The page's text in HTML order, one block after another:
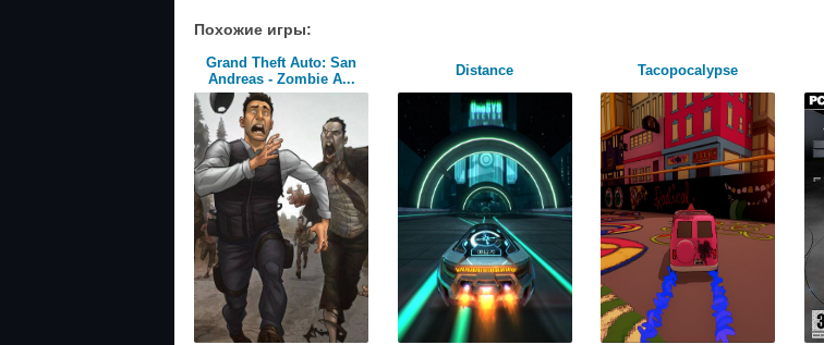
Похожие игры:
Grand Theft Auto: San
Andreas - Zombie A...
Distance Tacopocalypse